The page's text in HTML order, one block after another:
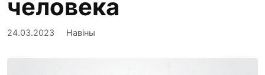
человека
24.03.2023 Навіны